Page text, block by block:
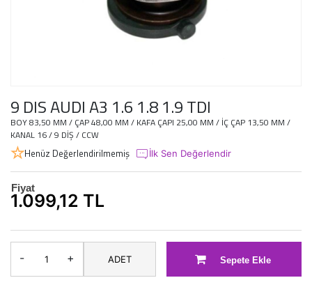
9 DIS AUDI A3 1.6 1.8 1.9 TDI
BOY 83,50 MM / ÇAP 48,00 MM / KAFA ÇAPI 25,00 MM / İÇ ÇAP 13,50 MM /
KANAL 16 / 9 DİŞ / CCW
Henüz Değerlendirilmemiş İlk Sen Değerlendir
Fiyat
1.099,12 TL
- + ADET Sepete Ekle